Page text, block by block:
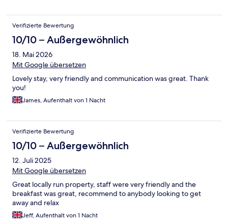
Verifizierte Bewertung
10/10 – Außergewöhnlich
18. Mai 2026
Mit Google übersetzen
Lovely stay, very friendly and communication was great. Thank
you!
James, Aufenthalt von 1 Nacht
Verifizierte Bewertung
10/10 – Außergewöhnlich
12. Juli 2025
Mit Google übersetzen
Great locally run property, staff were very friendly and the
breakfast was great, recommend to anybody looking to get
away and relax
Jeff, Aufenthalt von 1 Nacht